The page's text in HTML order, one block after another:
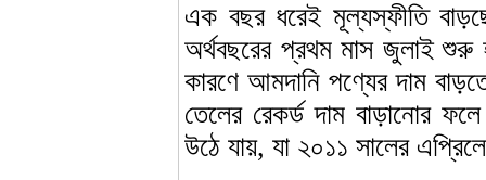
এক বছর ধরেই মূল্যস্ফীতি
অর্থবছরের প্রথম মাস জুলাই শুরু
কারণে আমদানি পণ্যের দাম
তেলের রেকর্ড দাম বাড়ানোর
উঠে যায়, যা ২০১১ সালের